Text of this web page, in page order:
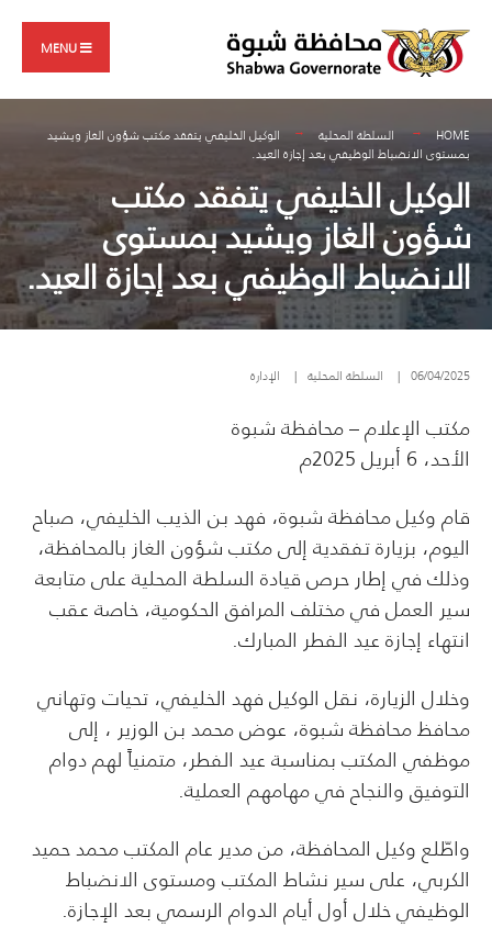
content
MENU
HOME السلطة المحلية
الوكيل الخليفي يتفقد مكتب شؤون الغاز ويشيد
بمستوى الانضباط الوظيفي بعد إجازة العيد.
الوكيل الخليفي يتفقد مكتب
شؤون الغاز ويشيد بمستوى
الانضباط الوظيفي بعد إجازة العيد.
06/04/2025
| السلطة المحلية | الإدارة
مكتب الإعلام – محافظة شبوة
الأحد، 6 أبريل 2025م
قام وكيل محافظة شبوة، فهد بن الذيب الخليفي، صباح
اليوم، بزيارة تفقدية إلى مكتب شؤون الغاز بالمحافظة،
وذلك في إطار حرص قيادة السلطة المحلية على متابعة
سير العمل في مختلف المرافق الحكومية، خاصة عقب
انتهاء إجازة عيد الفطر المبارك.
وخلال الزيارة، نقل الوكيل فهد الخليفي، تحيات وتهاني
محافظ محافظة شبوة، عوض محمد بن الوزير ، إلى
موظفي المكتب بمناسبة عيد الفطر، متمنياً لهم دوام
التوفيق والنجاح في مهامهم العملية.
واطّلع وكيل المحافظة، من مدير عام المكتب محمد حميد
الكربي، على سير نشاط المكتب ومستوى الانضباط
الوظيفي خلال أول أيام الدوام الرسمي بعد الإجازة.
for: